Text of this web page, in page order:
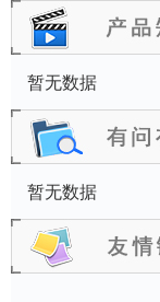
暂无数据
暂无数据